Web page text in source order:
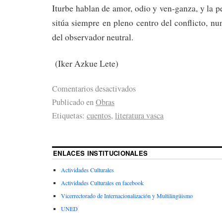
Iturbe hablan de amor, odio y ven-ganza, y la
sitúa siempre en pleno centro del conflicto,
del observador neutral.
(Iker Azkue Lete)
Comentarios desactivados
Publicado enObras
Etiquetas: cuentos, literatura vasca
ENLACES INSTITUCIONALES
Actividades Culturales
Actividades Culturales en facebook
Vicerrectorado de Internacionalización y Multilingüismo
UNED